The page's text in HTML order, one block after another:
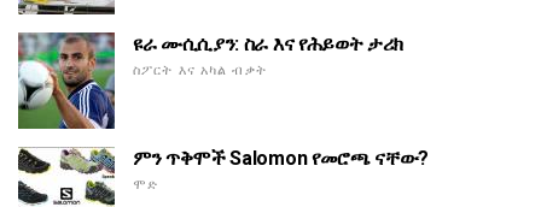
ዩራ ሙሲሲያን: ስራ እና የሕይወት ታሪክ
ስፖርት እና አካል ብቃት
ምን ጥቅሞች Salomon የመሮጫ ናቸው?
ሞድ